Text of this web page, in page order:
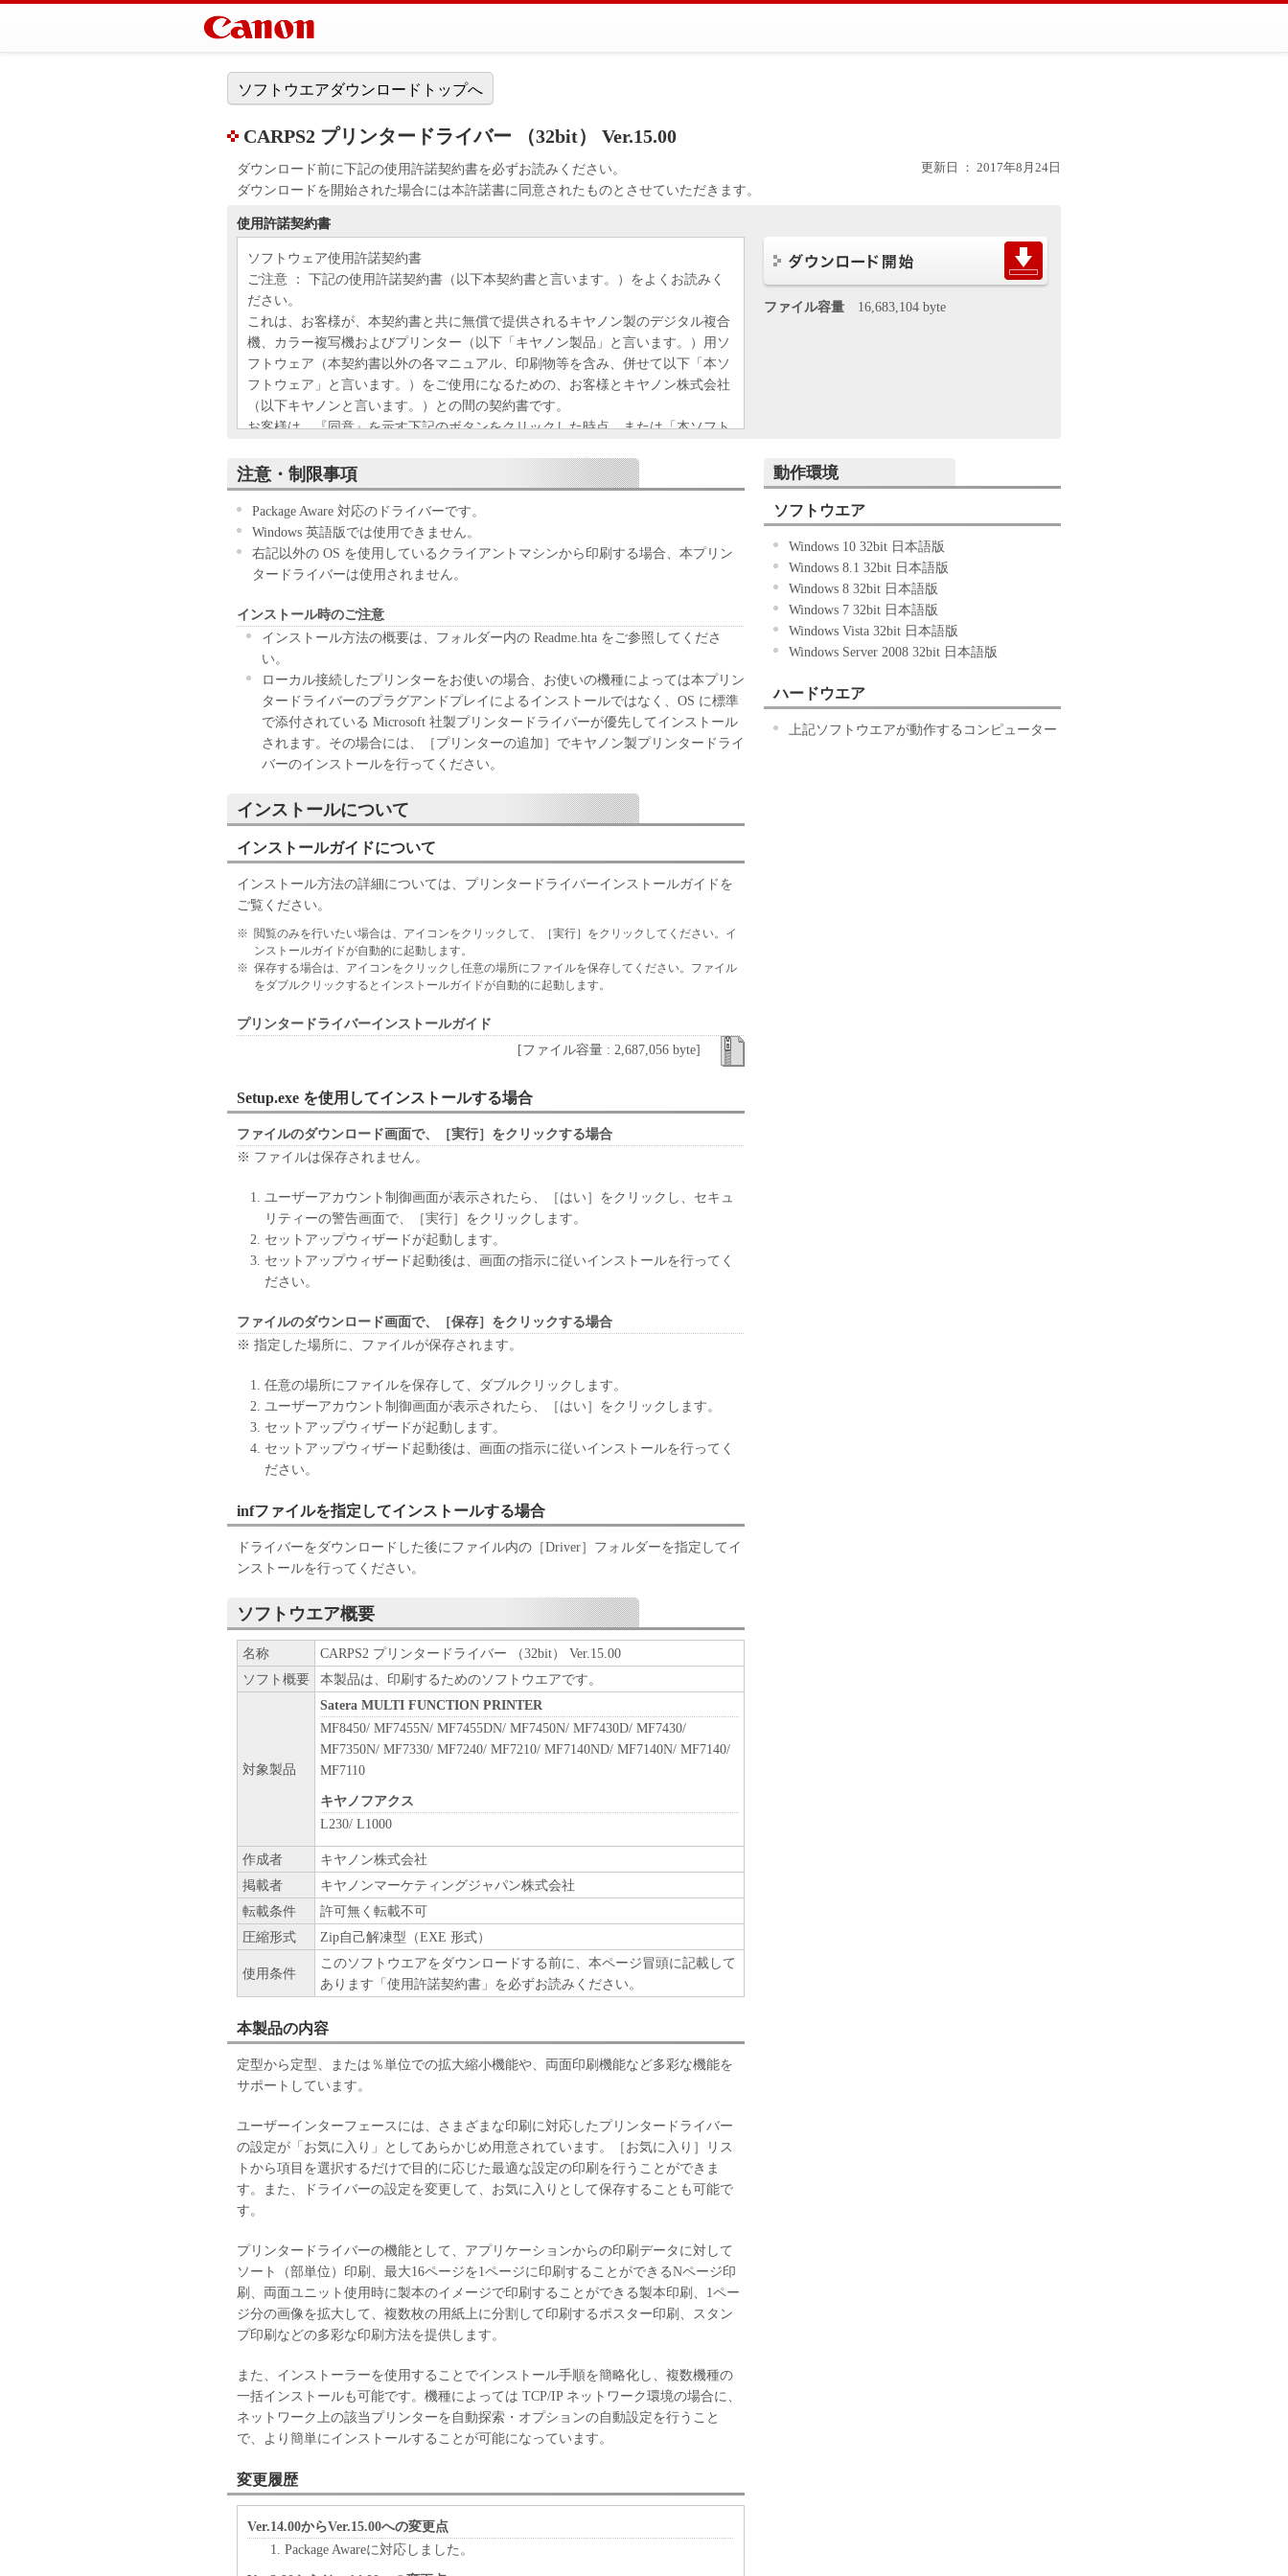
ソフトウエアダウンロードトップへ
CARPS2 プリンタードライバー （32bit） Ver.15.00
ダウンロード前に下記の使用許諾契約書を必ずお読みください。
ダウンロードを開始された場合には本許諾書に同意されたものとさせていただきます。
更新日 ： 2017年8月24日
使用許諾契約書
ソフトウェア使用許諾契約書
ご注意 ： 下記の使用許諾契約書（以下本契約書と言います。）をよくお読みく
ださい。
これは、お客様が、本契約書と共に無償で提供されるキヤノン製のデジタル複合
機、カラー複写機およびプリンター（以下「キヤノン製品」と言います。）用ソ
フトウェア（本契約書以外の各マニュアル、印刷物等を含み、併せて以下「本ソ
フトウェア」と言います。）をご使用になるための、お客様とキヤノン株式会社
（以下キヤノンと言います。）との間の契約書です。
お客様は、『同意』を示す下記のボタンをクリックした時点、または「本ソフト
す。
お客様が本契約書に同意できない場合、「本ソフトウェア」を使用することはで
きません。
１．許諾
(1) キヤノンは、お客様が「キヤノン製品」を利用する目的のために、「キヤノ
ン製品」に直接またはネットワークを通じ接続される複数のコンピューター（以
においては、「本ソフトウェア」をコンピューターの記憶媒体上にインストール
すること、またはコンピューターにおいて表示すること、アクセスすること、も
しくは実行することのいずれも含むものとします。）するための非独占的権利を
お客様に対して許諾します。お客様は、また「指定機器」にネットワークを通じ
て接続されたコンピューター上で、かかるコンピューターの使用者に対して「本
ソフトウェア」を使用させることができますが、かかるコンピューターの使用者
に本契約書上の義務および条件を遵守させるとともに、その履行に関し全責任を
負うことを条件とします。
ップとして、「本ソフトウェア」を１部、複製することができます。
(3) 上記(1)および(2)に定める場合を除き、キヤノンまたはキヤノンのライセンサ
ーのいかなる知的財産権も、明示たると黙示たるとを問わず、本契約書によって
お客様に譲渡あるいは許諾されるものではありません。
２．制限
(1) お客様は、再使用許諾、譲渡、販売、頒布、リースもしくは貸与その他の方
法により、第三者に「本ソフトウェア」を使用させることはできません。
(2) お客様は、「本ソフトウェア」の全部または一部を修正、改変、逆コンパイ
ル、逆アセンブル、その他リバースエンジニアリング等することはできません。
また第三者にこのような行為をさせてはなりません。
３．帰属
「本ソフトウェア」に係る権原および所有権は、その内容によりキヤノンまたは
お客様は、「本ソフトウェア」に含まれるキヤノンまたはキヤノンのライセンサ
５．保証の否認・免責
(1) 「本ソフトウェア」は、『現状のまま』の状態で使用許諾されます。キヤノ
の販売代理店または販売店のいずれも、「本ソフトウェア」に関して、商品性お
よび特定の目的への適合性の保証を含め、いかなる保証も、明示たると黙示たる
とを問わず一切しないものとします。
(2) キヤノン、キヤノンのライセンサー、キヤノンの子会社、キヤノンの関連会
社、それらの販売代理店または販売店のいずれも、「本ソフトウェア」の使用ま
たは使用不能から生ずるいかなる損害（逸失利益およびその他の派生的または付
随的な損害を含むがこれらに限定されない全ての損害を言います。）について、
適用法で認められる限り、一切の責任を負わないものとします。たとえ、キヤノ
ン、キヤノンのライセンサー、キヤノンの子会社、キヤノンの関連会社、それら
の販売代理店または販売店がかかる損害の可能性について知らされていた場合で
も同様です。
(3) キヤノン、キヤノンのライセンサー、キヤノンの子会社、キヤノンの関連会
社、それらの販売代理店または販売店のいずれも、「本ソフトウェア」、または
「本ソフトウェア」の使用に起因または関連してお客様と第三者との間に生じた
いかなる紛争についても、一切責任を負わないものとします。
６．輸出
お客様は、日本国政府または関連する外国政府より必要な認可等を得ることなし
に、「本ソフトウェア」の全部または一部を、直接または間接に輸出してはなり
７．契約期間
(1) 本契約書は、お客様が、『同意』を示す下記のボタンをクリックした時点、
または「本ソフトウェア」をインストールした時点で発効し、下記(2)または(3)
により終了されるまで有効に存続します。
(2) お客様は、「本ソフトウェア」およびその複製物のすべてを廃棄および消去
することにより、本契約書を終了させることができます。
(3) お客様が本契約書のいずれかの条項に違反した場合、本契約書は直ちに終了
(4) お客様は、上記(3)によって本契約書が終了した場合、速やかに、「本ソフト
ウェア」およびその複製物のすべてを廃棄または消去するものとします。
８．U.S. GOVERNMENT RESTRICTED RIGHTS NOTICE
1995), consisting of "commercial computer software" and "commercial computer
software documentation," as such terms are used in 48 C.F.R. 12.212 (Sept 1995).
Consistent with 48 C.F.R. 12.212 and 48 C.F.R. 227.7202-1 through 227.7202-4 (June
1995), all U.S. Government End Users shall acquire the Software with only those rights
set forth herein. Manufacturer is Canon Inc./30-2, Shimomaruko 3-chome, Ohta-ku,
Tokyo 146-8501, Japan.
本条項中で使用される"the Software"とは、本契約書中で定義される「本ソフトウ
９．分離可能性
本契約書のいずれかの条項またはその一部が法律により無効であると決定された
場合でも、その他の条項は完全に有効に存続するものとします。
以上
ファイル容量 16,683,104 byte
注意・制限事項
Package Aware 対応のドライバーです。
Windows 英語版では使用できません。
右記以外の OS を使用しているクライアントマシンから印刷する場合、本プリン
タードライバーは使用されません。
インストール時のご注意
インストール方法の概要は、フォルダー内の Readme.hta をご参照してくださ
い。
ローカル接続したプリンターをお使いの場合、お使いの機種によっては本プリン
タードライバーのプラグアンドプレイによるインストールではなく、OS に標準
で添付されている Microsoft 社製プリンタードライバーが優先してインストール
されます。その場合には、［プリンターの追加］でキヤノン製プリンタードライ
バーのインストールを行ってください。
インストールについて
インストールガイドについて
インストール方法の詳細については、プリンタードライバーインストールガイドを
ご覧ください。
※ 閲覧のみを行いたい場合は、アイコンをクリックして、［実行］をクリックしてください。イ
ンストールガイドが自動的に起動します。
※ 保存する場合は、アイコンをクリックし任意の場所にファイルを保存してください。ファイル
をダブルクリックするとインストールガイドが自動的に起動します。
プリンタードライバーインストールガイド
[ファイル容量 : 2,687,056 byte]
Setup.exe を使用してインストールする場合
ファイルのダウンロード画面で、［実行］をクリックする場合
※ ファイルは保存されません。
ユーザーアカウント制御画面が表示されたら、［はい］をクリックし、セキュ
リティーの警告画面で、［実行］をクリックします。
セットアップウィザードが起動します。
セットアップウィザード起動後は、画面の指示に従いインストールを行ってく
ださい。
ファイルのダウンロード画面で、［保存］をクリックする場合
※ 指定した場所に、ファイルが保存されます。
任意の場所にファイルを保存して、ダブルクリックします。
ユーザーアカウント制御画面が表示されたら、［はい］をクリックします。
セットアップウィザードが起動します。
セットアップウィザード起動後は、画面の指示に従いインストールを行ってく
ださい。
infファイルを指定してインストールする場合
ドライバーをダウンロードした後にファイル内の［Driver］フォルダーを指定してイ
ンストールを行ってください。
ソフトウエア概要
名称
CARPS2 プリンタードライバー （32bit） Ver.15.00
ソフト概要
本製品は、印刷するためのソフトウエアです。
対象製品
Satera MULTI FUNCTION PRINTER
MF8450/ MF7455N/ MF7455DN/ MF7450N/ MF7430D/ MF7430/
MF7350N/ MF7330/ MF7240/ MF7210/ MF7140ND/ MF7140N/ MF7140/
MF7110
キヤノフアクス
L230/ L1000
作成者
キヤノン株式会社
掲載者
キヤノンマーケティングジャパン株式会社
転載条件
許可無く転載不可
圧縮形式
Zip自己解凍型（EXE 形式）
使用条件
このソフトウエアをダウンロードする前に、本ページ冒頭に記載して
あります「使用許諾契約書」を必ずお読みください。
本製品の内容
定型から定型、または％単位での拡大縮小機能や、両面印刷機能など多彩な機能を
サポートしています。
ユーザーインターフェースには、さまざまな印刷に対応したプリンタードライバー
の設定が「お気に入り」としてあらかじめ用意されています。［お気に入り］リス
トから項目を選択するだけで目的に応じた最適な設定の印刷を行うことができま
す。また、ドライバーの設定を変更して、お気に入りとして保存することも可能で
す。
プリンタードライバーの機能として、アプリケーションからの印刷データに対して
ソート（部単位）印刷、最大16ページを1ページに印刷することができるNページ印
刷、両面ユニット使用時に製本のイメージで印刷することができる製本印刷、1ペー
ジ分の画像を拡大して、複数枚の用紙上に分割して印刷するポスター印刷、スタン
プ印刷などの多彩な印刷方法を提供します。
また、インストーラーを使用することでインストール手順を簡略化し、複数機種の
一括インストールも可能です。機種によっては TCP/IP ネットワーク環境の場合に、
ネットワーク上の該当プリンターを自動探索・オプションの自動設定を行うこと
で、より簡単にインストールすることが可能になっています。
変更履歴
Ver.14.00からVer.15.00への変更点
Package Awareに対応しました。
動作環境
ソフトウエア
Windows 10 32bit 日本語版
Windows 8.1 32bit 日本語版
Windows 8 32bit 日本語版
Windows 7 32bit 日本語版
Windows Vista 32bit 日本語版
Windows Server 2008 32bit 日本語版
ハードウエア
上記ソフトウエアが動作するコンピューター